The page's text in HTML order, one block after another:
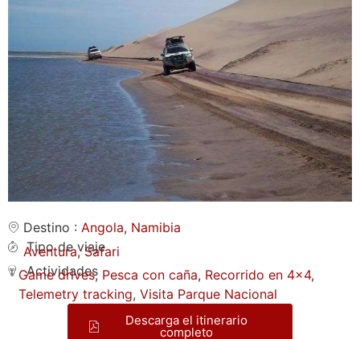
Destino : Angola, Namibia
Tipo de viaje
Aventura,Safari
Actividades
Game drives, Pesca con caña, Recorrido en 4x4,
Telemetry tracking,Visita Parque Nacional
Descarga el itinerario
completo